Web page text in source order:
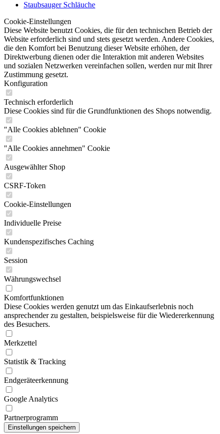
Staubsauger Schläuche
Cookie-Einstellungen
Diese Website benutzt Cookies, die für den technischen Betrieb der
Website erforderlich sind und stets gesetzt werden. Andere Cookies,
die den Komfort bei Benutzung dieser Website erhöhen, der
Direktwerbung dienen oder die Interaktion mit anderen Websites
und sozialen Netzwerken vereinfachen sollen, werden nur mit Ihrer
Zustimmung gesetzt.
Konfiguration
Technisch erforderlich
Diese Cookies sind für die Grundfunktionen des Shops notwendig.
"Alle Cookies ablehnen" Cookie
"Alle Cookies annehmen" Cookie
Ausgewählter Shop
CSRF-Token
Cookie-Einstellungen
Individuelle Preise
Kundenspezifisches Caching
Session
Währungswechsel
Komfortfunktionen
Diese Cookies werden genutzt um das Einkaufserlebnis noch
ansprechender zu gestalten, beispielsweise für die Wiedererkennung
des Besuchers.
Merkzettel
Statistik & Tracking
Endgeräteerkennung
Google Analytics
Partnerprogramm